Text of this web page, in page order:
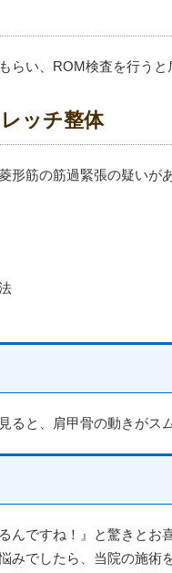
らい、ROM検査を行う
ッチ整体
形筋の筋過緊張の疑い
ると、肩甲骨の動きがス
んですね！』と驚きとお
みでしたら、当院の施術